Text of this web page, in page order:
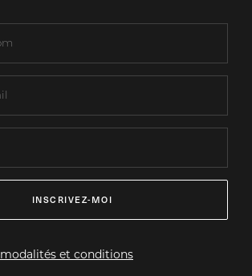
INSCRIVEZ-MOI
modalités et conditions